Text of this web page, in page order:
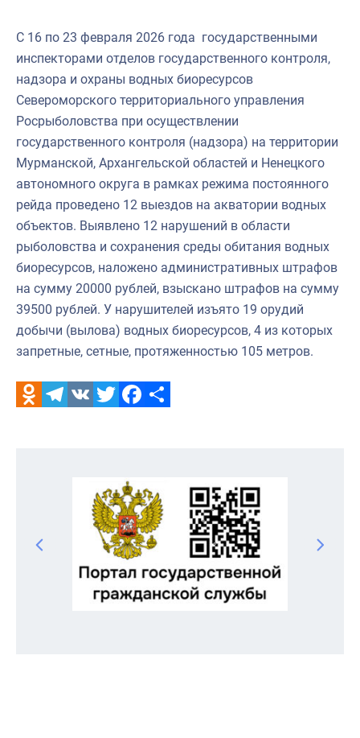
С 16 по 23 февраля 2026 года государственными
инспекторами отделов государственного контроля,
надзора и охраны водных биоресурсов
Североморского территориального управления
Росрыболовства при осуществлении
государственного контроля (надзора) на территории
Мурманской, Архангельской областей и Ненецкого
автономного округа в рамках режима постоянного
рейда проведено 12 выездов на акватории водных
объектов. Выявлено 12 нарушений в области
рыболовства и сохранения среды обитания водных
биоресурсов, наложено административных штрафов
на сумму 20000 рублей, взыскано штрафов на сумму
39500 рублей. У нарушителей изъято 19 орудий
добычи (вылова) водных биоресурсов, 4 из которых
запретные, сетные, протяженностью 105 метров.